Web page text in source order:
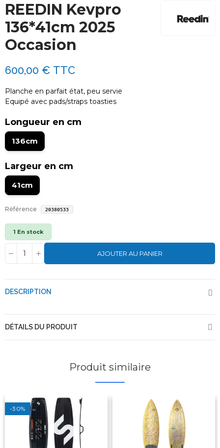
REEDIN Kevpro
136*41cm 2025
Occasion
600,00 € TTC
Planche en parfait état, peu servie
Equipé avec pads/straps toasties
Longueur en cm
136cm
Largeur en cm
41cm
Référence 20380533
1 En stock
AJOUTER AU PANIER
DESCRIPTION
DÉTAILS DU PRODUIT
Produit similaire
-30%